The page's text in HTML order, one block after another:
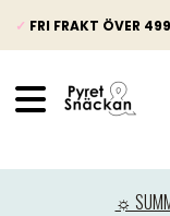
✓ FRI FRAKT ÖVER
☼